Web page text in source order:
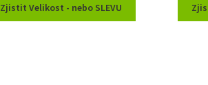
Zjistit Velikost - nebo SLEVU